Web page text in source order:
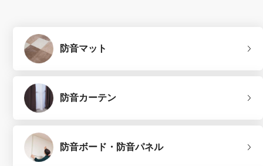
防音マット
防音カーテン
防音ボード・防音パネル